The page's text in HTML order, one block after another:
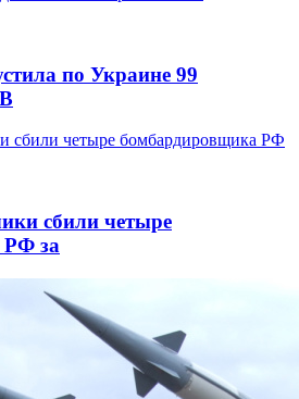
по Украине 99
сбили четыре
РФ за